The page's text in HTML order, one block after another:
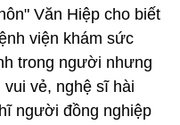
Văn Hiệp cho biết
viện khám sức
trong người nhưng
vẻ, nghệ sĩ hài
người đồng nghiệp